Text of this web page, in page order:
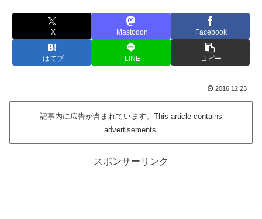
X Mastodon Facebook
はてブ LINE コピー
2016.12.23
記事内に広告が含まれています。This article contains
advertisements.
スポンサーリンク